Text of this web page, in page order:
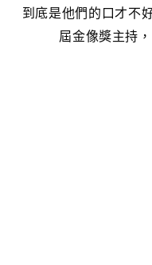
到底是他們的口才不
屆金像獎主持